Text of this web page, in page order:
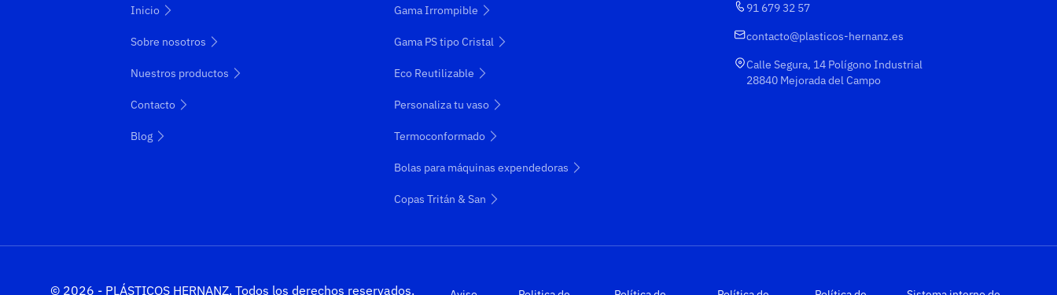
Inicio
Sobre nosotros
Nuestros productos
Contacto
Blog
Gama Irrompible
Gama PS tipo Cristal
Eco Reutilizable
Personaliza tu vaso
Termoconformado
Bolas para máquinas expendedoras
Copas Tritán & San
91 679 32 57
contacto@plasticos-hernanz.es
Calle Segura, 14 Polígono Industrial
28840 Mejorada del Campo
© 2026 - PLÁSTICOS HERNANZ. Todos los derechos reservados.